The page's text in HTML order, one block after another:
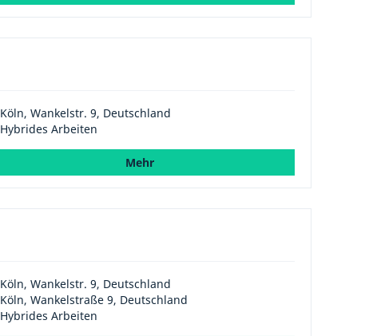
Köln, Wankelstr. 9, Deutschland
Hybrides Arbeiten
Mehr
Köln, Wankelstr. 9, Deutschland
Köln, Wankelstraße 9, Deutschland
Hybrides Arbeiten